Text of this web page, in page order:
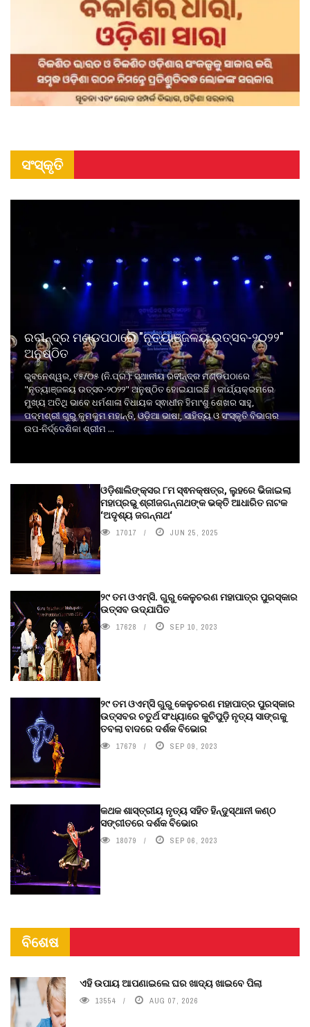
ସଂସ୍କୃତି
ରବୀନ୍ଦ୍ର ମଣ୍ଡପଠାରେ "ନୃତ୍ୟାଞ୍ଜଳୟ ଉତ୍ସବ-୨୦୨୨"
ଅନୁଷ୍ଠିତ
ଭୁବନେଶ୍ୱର, ୧୫/୦୫ (ନି.ପ୍ର.): ସ୍ଥାନୀୟ ରବୀନ୍ଦ୍ର ମଣ୍ଡପଠାରେ
"ନୃତ୍ୟାଞ୍ଜଳୟ ଉତ୍ସବ-୨୦୨୨" ଅନୁଷ୍ଠିତ ହୋଇଯାଇଛି । କାର୍ଯ୍ୟକ୍ରମରେ
ମୁଖ୍ୟ ଅତିଥି ଭାବେ ଧର୍ମଶାଳା ବିଧାୟକ ସ୍ଵାଧୀନ ହିମାଂଶୁ ଶେଖର ସାହୁ,
ପଦ୍ମଶ୍ରୀ ଗୁରୁ କୁମକୁମ ମହାନ୍ତି, ଓଡ଼ିଆ ଭାଷା, ସାହିତ୍ୟ ଓ ସଂସ୍କୃତି ବିଭାଗର
ଉପ-ନିର୍ଦ୍ଦେଶିକା ଶ୍ରୀମ ...
ଓଡ଼ିଶାଲିଙ୍କ୍ସର ୮ମ ସ୍ଵନକ୍ଷତ୍ର, ଲୁହରେ ଭିଜାଇଲା
ମହାପ୍ରଭୁ ଶ୍ରୀଜଗନ୍ନାଥଙ୍କ ଭକ୍ତି ଆଧାରିତ ନାଟକ
‘ଅଦୃଶ୍ୟ ଜଗନ୍ନାଥ‘
17017 JUN 25, 2025
୨୯ ତମ ଓଏମ୍‌ସି. ଗୁରୁ କେଳୁଚରଣ ମହାପାତ୍ର ପୁରସ୍କାର
ଉତ୍ସବ ଉଦ୍‍ଯାପିତ
17628 SEP 10, 2023
୨୯ ତମ ଓଏମ୍‌ସି ଗୁରୁ କେଳୁଚରଣ ମହାପାତ୍ର ପୁରସ୍କାର
ଉତ୍ସବର ଚତୁର୍ଥ ସଂଧ୍ୟାରେ କୁଚିପୁଡ଼ି ନୃତ୍ୟ ସାଙ୍ଗକୁ
ତବଲା ବାଦରେ ଦର୍ଶକ ବିଭୋର
17679 SEP 09, 2023
କଥକ ଶାସ୍ତ୍ରୀୟ ନୃତ୍ୟ ସହିତ ହିନ୍ଦୁସ୍ଥାନୀ କଣ୍ଠ
ସଙ୍ଗୀତରେ ଦର୍ଶକ ବିଭୋର
18079 SEP 06, 2023
ବିଶେଷ
ଏହି ଉପାୟ ଆପଣାଇଲେ ଘର ଖାଦ୍ୟ ଖାଇବେ ପିଲା
13554 AUG 07, 2026